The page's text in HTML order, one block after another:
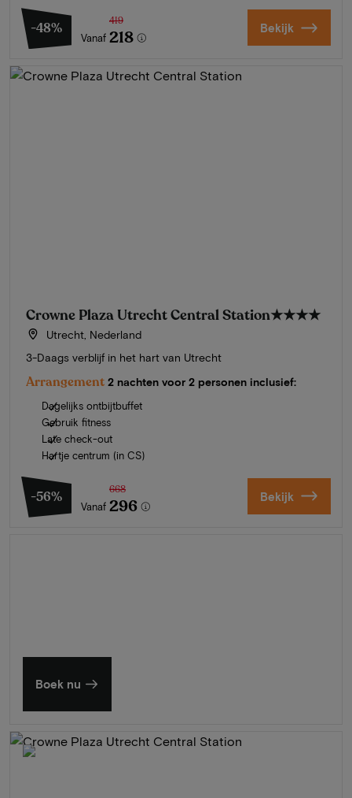
-48%
Vanaf
419
218 Bekijk
Crowne Plaza Utrecht Central Station★★★★
Utrecht, Nederland
3-Daags verblijf in het hart van Utrecht
Arrangement 2 nachten voor 2 personen inclusief:
Dagelijks ontbijtbuffet
Gebruik fitness
Late check-out
Hartje centrum (in CS)
-56%
Vanaf
668
296 Bekijk
Boek nu